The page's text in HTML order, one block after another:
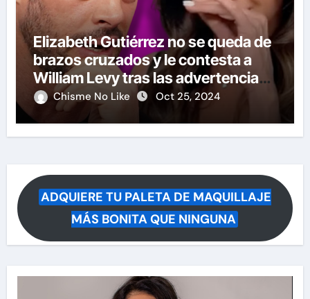
Elizabeth Gutiérrez no se queda de
brazos cruzados y le contesta a
William Levy tras las advertencias
de demandas
Chisme No Like Oct 25, 2024
ADQUIERE TU PALETA DE MAQUILLAJE
MÁS BONITA QUE NINGUNA